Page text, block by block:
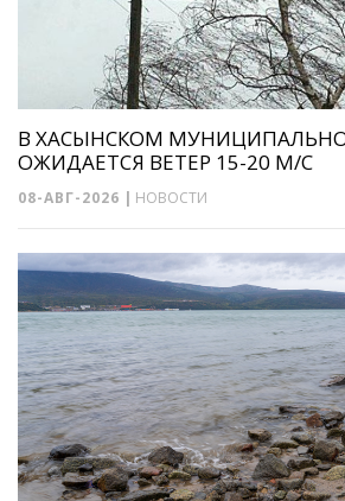
В ХАСЫНСКОМ
ОЖИДАЕТСЯ ВЕТЕР 15-20 М/С
08-АВГ-2026 | НОВОСТИ